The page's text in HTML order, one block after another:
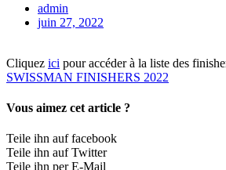
admin
juin 27, 2022
Cliquez ici pour accéder à la liste des
SWISSMAN FINISHERS 2022
Vous aimez cet article ?
Teile ihn auf facebook
Teile ihn auf Twitter
Teile ihn per E-Mail